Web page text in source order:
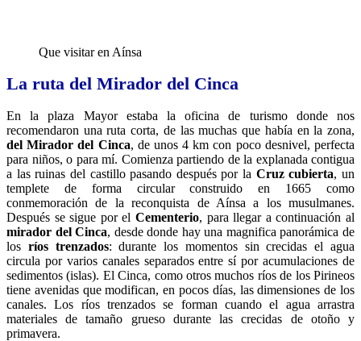
Que visitar en Aínsa
La ruta del Mirador del Cinca
En la plaza Mayor estaba la oficina de turismo donde nos
recomendaron una ruta corta, de las muchas que había en la zona,
del Mirador del Cinca, de unos 4 km con poco desnivel, perfecta
para niños, o para mí. Comienza partiendo de la explanada contigua
a las ruinas del castillo pasando después por la Cruz cubierta, un
templete de forma circular construido en 1665 como
conmemoración de la reconquista de Aínsa a los musulmanes.
Después se sigue por el Cementerio, para llegar a continuación al
mirador del Cinca, desde donde hay una magnifica panorámica de
los ríos trenzados: durante los momentos sin crecidas el agua
circula por varios canales separados entre sí por acumulaciones de
sedimentos (islas). El Cinca, como otros muchos ríos de los Pirineos
tiene avenidas que modifican, en pocos días, las dimensiones de los
canales. Los ríos trenzados se forman cuando el agua arrastra
materiales de tamaño grueso durante las crecidas de otoño y
primavera.